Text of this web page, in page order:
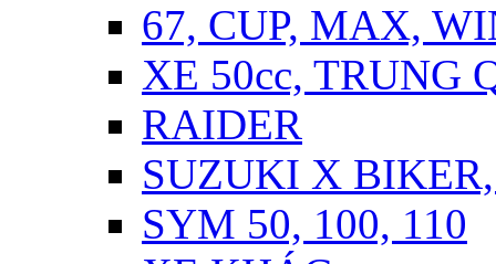
67, CUP, MAX,
XE 50cc, TRUNG
RAIDER
SUZUKI X
SYM 50, 100, 110